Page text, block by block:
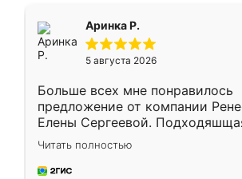
Аринка Р.
5 августа 2026
Больше всех мне понравилось
предложение от компании
Елены Сергеевой.
короткие сроки изготовления.
для замера сотрудник Владислав
предложил по моему эскизу
Читать полностью